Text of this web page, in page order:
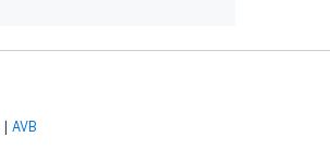
AVB